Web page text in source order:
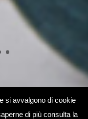
si avvalgono di cookie
di più consulta la